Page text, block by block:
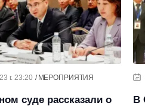
г. 23:20 МЕРОПРИЯТИЯ
суде рассказали о
В